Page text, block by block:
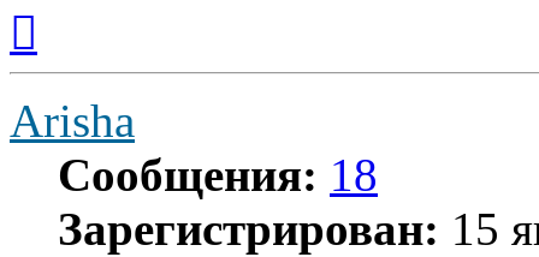
началу
Arisha
Сообщения: 18
Зарегистрирован: 15